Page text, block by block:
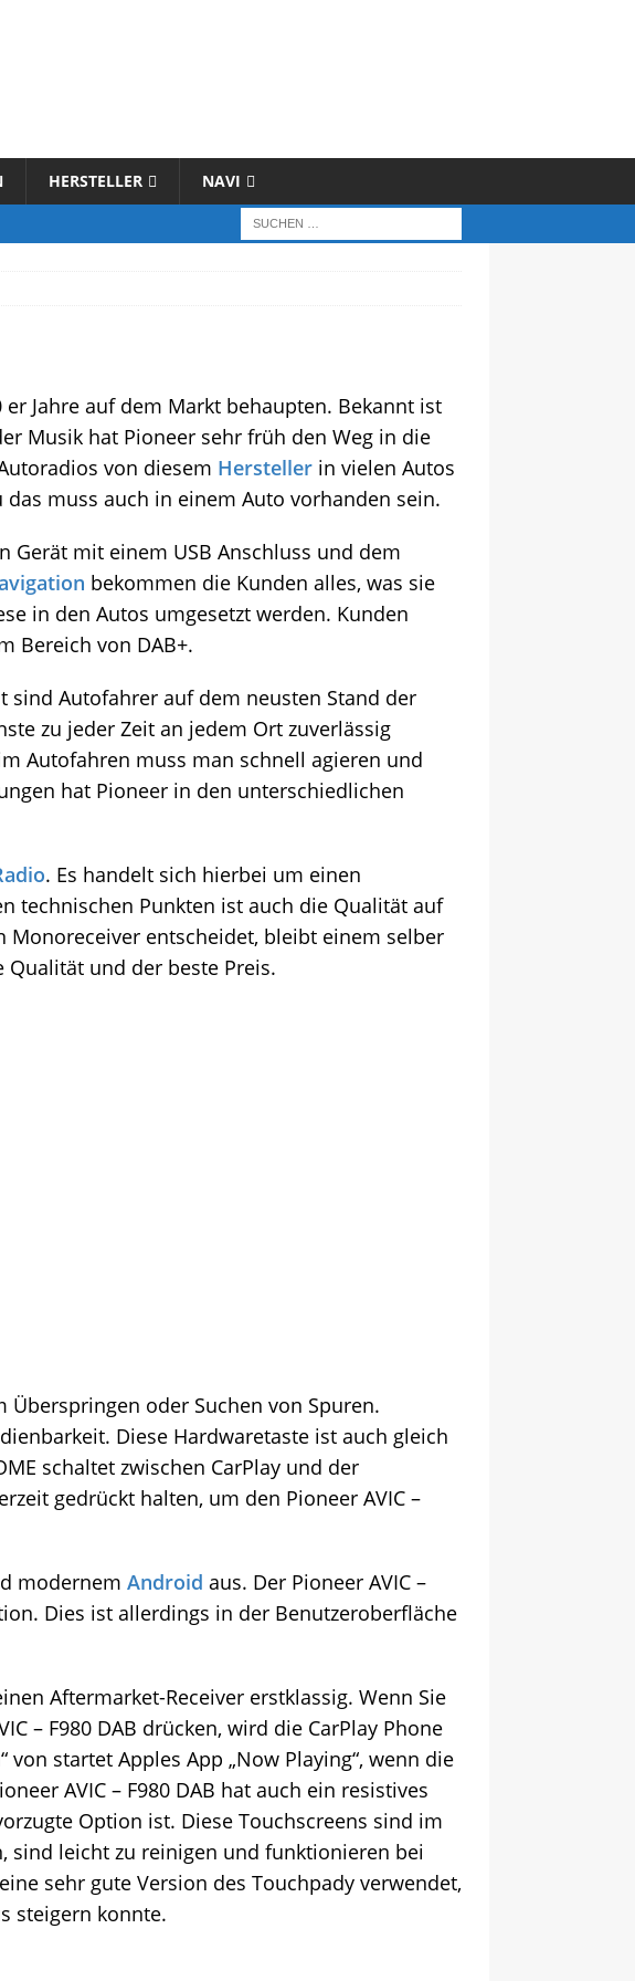
HERSTELLER NAVI
Jahre auf dem Markt behaupten. Bekannt ist
Musik hat Pioneer sehr früh den Weg in die
von diesem Hersteller in vielen Autos
muss auch in einem Auto vorhanden sein.
mit einem USB Anschluss und dem
bekommen die Kunden alles, was sie
in den Autos umgesetzt werden. Kunden
Bereich von DAB+.
Autofahrer auf dem neusten Stand der
zu jeder Zeit an jedem Ort zuverlässig
Autofahren muss man schnell agieren und
hat Pioneer in den unterschiedlichen
. Es handelt sich hierbei um einen
technischen Punkten ist auch die Qualität auf
entscheidet, bleibt einem selber
und der beste Preis.
oder Suchen von Spuren.
Diese Hardwaretaste ist auch gleich
schaltet zwischen CarPlay und der
gedrückt halten, um den Pioneer AVIC –
modernem Android aus. Der Pioneer AVIC –
Dies ist allerdings in der Benutzeroberfläche
Aftermarket-Receiver erstklassig. Wenn Sie
– F980 DAB drücken, wird die CarPlay Phone
von startet Apples App „Now Playing“, wenn die
AVIC – F980 DAB hat auch ein resistives
Option ist. Diese Touchscreens sind im
sind leicht zu reinigen und funktionieren bei
sehr gute Version des Touchpady verwendet,
steigern konnte.